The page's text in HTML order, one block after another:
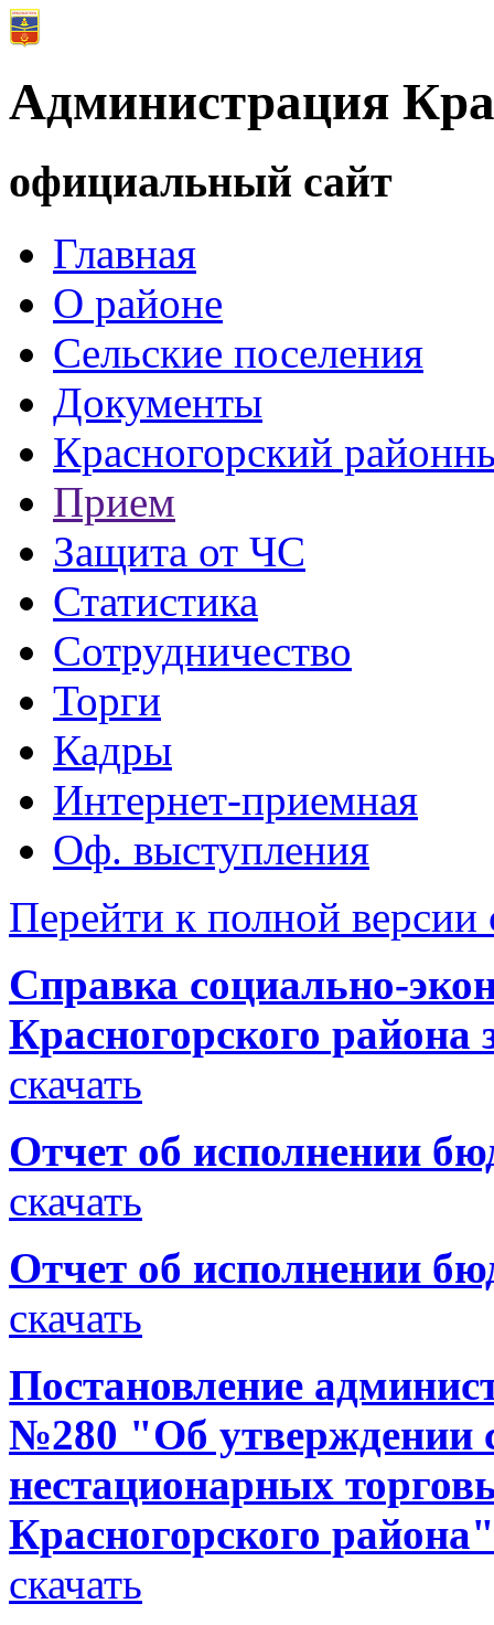
Администрация
официальный сайт
Главная
О районе
Сельские поселения
Документы
Красногорский
Прием
Защита от ЧС
Статистика
Сотрудничество
Торги
Кадры
Интернет-приемная
Оф. выступления
Перейти к полной версии
Справка социально-
Красногорского района
скачать
Отчет об исполнении
скачать
Отчет об исполнении
скачать
Постановление
№280 "Об утверждении
нестационарных
Красногорского района"
скачать